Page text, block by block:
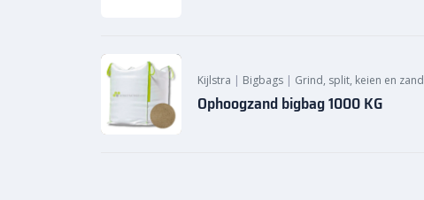
Kijlstra | Bigbags | Grind, split, keien en zand
Ophoogzand bigbag 1000 KG